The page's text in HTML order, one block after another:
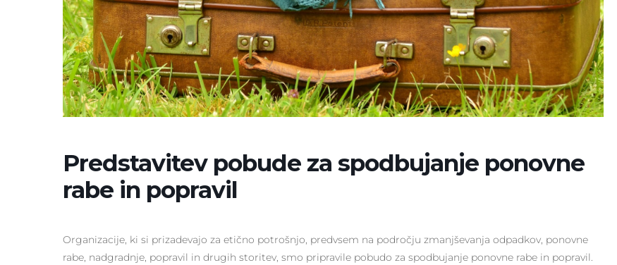
Predstavitev pobude za spodbujanje ponovne
rabe in popravil
Organizacije, ki si prizadevajo za etično potrošnjo, predvsem na področju zmanjševanja odpadkov, ponovne
rabe, nadgradnje, popravil in drugih storitev, smo pripravile pobudo za spodbujanje ponovne rabe in popravil.